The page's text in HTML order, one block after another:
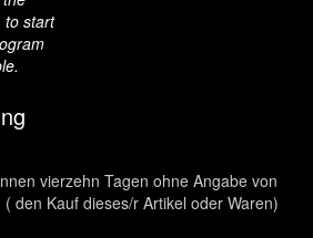
to start
vierzehn Tagen ohne Angabe von
den Kauf dieses/r Artikel oder Waren)